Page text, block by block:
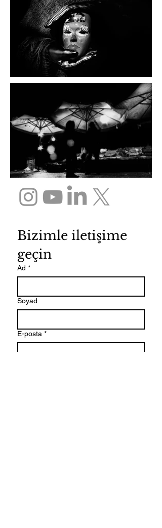
Bizimle iletişime
geçin
Ad *
Soyad
E-posta *